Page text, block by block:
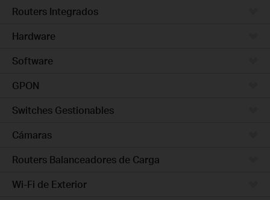
Routers Integrados
Hardware
Software
GPON
Switches Gestionables
Cámaras
Routers Balanceadores de Carga
Wi-Fi de Exterior